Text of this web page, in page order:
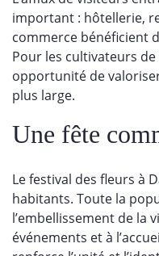
important : hôtellerie,
commerce bénéficient
Pour les cultivateurs de
opportunité de
plus large.
Une fête
Le festival des fleurs à
habitants. Toute la
l’embellissement de la
événements et à